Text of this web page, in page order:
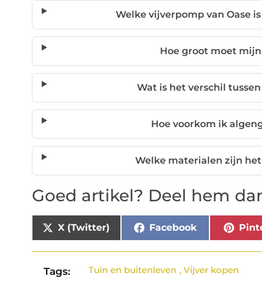
Welke vijverpomp van Oase
Hoe groot moet
Wat is het verschil
Hoe voorkom ik
Welke materialen zijn
Goed artikel? Deel hem
X (Twitter) Facebook
Tags: Tuin en buitenleven ,Vijver kopen